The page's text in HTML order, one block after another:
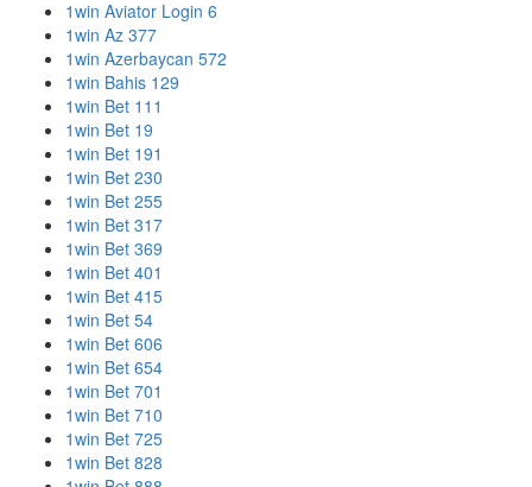
1win Aviator Login 6
1win Az 377
1win Azerbaycan 572
1win Bahis 129
1win Bet 111
1win Bet 19
1win Bet 191
1win Bet 230
1win Bet 255
1win Bet 317
1win Bet 369
1win Bet 401
1win Bet 415
1win Bet 54
1win Bet 606
1win Bet 654
1win Bet 701
1win Bet 710
1win Bet 725
1win Bet 828